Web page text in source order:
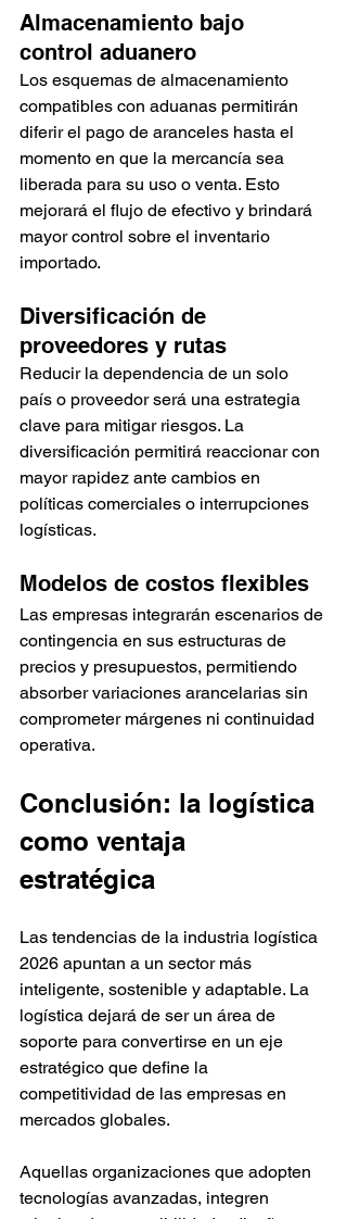
Almacenamiento bajo
control aduanero
Los esquemas de almacenamiento
compatibles con aduanas permitirán
diferir el pago de aranceles hasta el
momento en que la mercancía sea
liberada para su uso o venta. Esto
mejorará el flujo de efectivo y brindará
mayor control sobre el inventario
importado.
Diversificación de
proveedores y rutas
Reducir la dependencia de un solo
país o proveedor será una estrategia
clave para mitigar riesgos. La
diversificación permitirá reaccionar con
mayor rapidez ante cambios en
políticas comerciales o interrupciones
logísticas.
Modelos de costos flexibles
Las empresas integrarán escenarios de
contingencia en sus estructuras de
precios y presupuestos, permitiendo
absorber variaciones arancelarias sin
comprometer márgenes ni continuidad
operativa.
Conclusión: la logística
como ventaja
estratégica
Las tendencias de la industria logística
2026 apuntan a un sector más
inteligente, sostenible y adaptable. La
logística dejará de ser un área de
soporte para convertirse en un eje
estratégico que define la
competitividad de las empresas en
mercados globales.
Aquellas organizaciones que adopten
tecnologías avanzadas, integren